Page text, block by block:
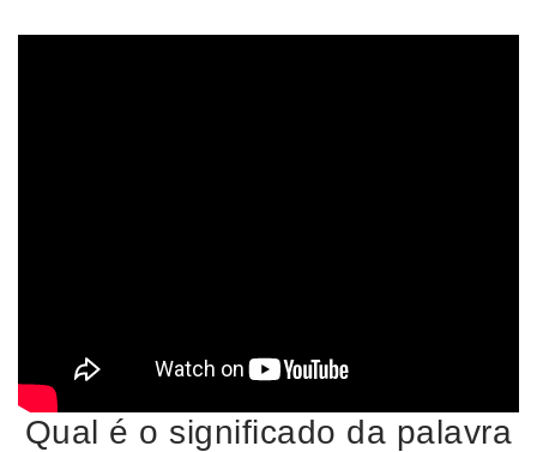
Qual é o significado da palavra